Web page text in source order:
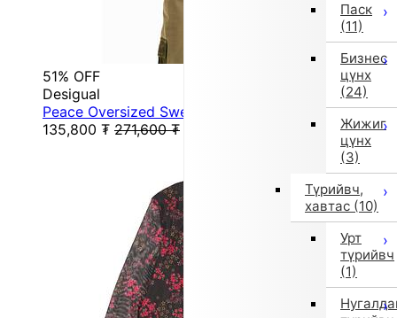
Паск
(11)
Бизнес
цүнх
(24)
Жижиг
цүнх
(3)
Түрийвч,
хавтас (10)
Урт
түрийвч
(1)
51% OFF
Desigual
Peace Oversized Sweatshirt (Blue)
135,800 ₮ 271,600 ₮